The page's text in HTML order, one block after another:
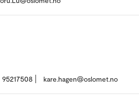
95217508 kare.hagen@oslomet.no